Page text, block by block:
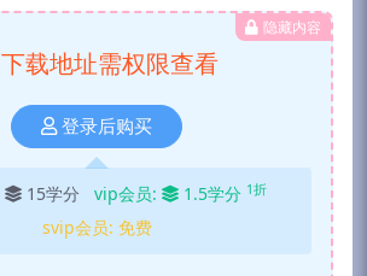
隐藏内容
下载地址需权限查看
登录后购买
15学分 vip会员: 1.5学分 1折
svip会员: 免费